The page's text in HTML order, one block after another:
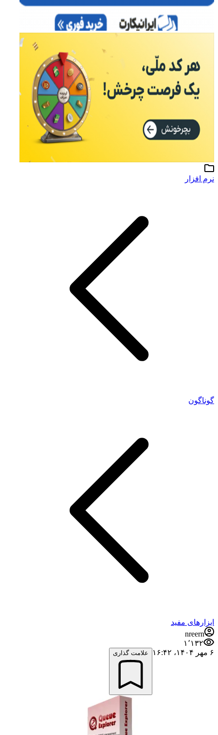
نرم افزار
گوناگون
ابزارهای مفید
nreern
۱٬۱۳۲
۶ مهر ۱۴۰۴،‏ ۱۶:۴۲
علامت گذاری